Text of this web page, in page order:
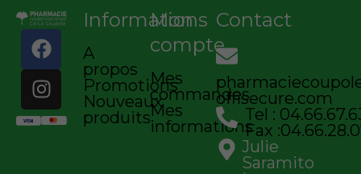
F
a
c
e
b
I
n
s
t
a
Informations
A
propos
Promotions
Nouveaux
produits
Mon
compte
Mes
commandes
Mes
informations
Contact
offisecure.com
Tel :
Fax
Julie
Saramito